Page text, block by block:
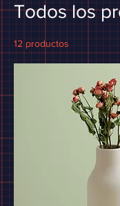
Todos los
12 productos